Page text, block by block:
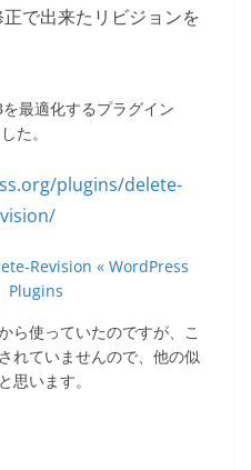
で出来たリビジョンを
最適化するプラグイン
た。
Revision « WordPress
Plugins
ら使っていたのですが、こ
れていませんので、他の似
思います。